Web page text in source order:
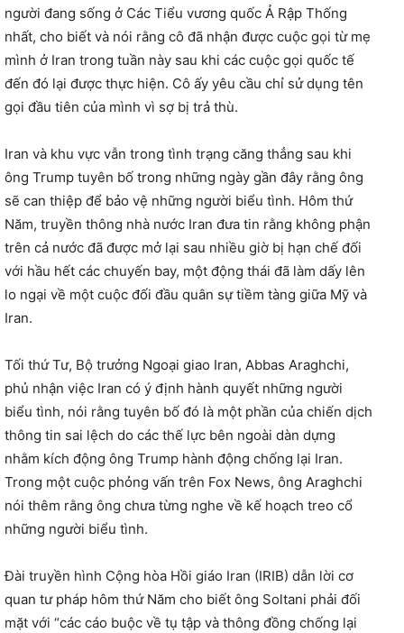
người đang sống ở Các Tiểu vương quốc Ả Rập Thống
nhất, cho biết và nói rằng cô đã nhận được cuộc gọi từ mẹ
mình ở Iran trong tuần này sau khi các cuộc gọi quốc tế
đến đó lại được thực hiện. Cô ấy yêu cầu chỉ sử dụng tên
gọi đầu tiên của mình vì sợ bị trả thù.
Iran và khu vực vẫn trong tình trạng căng thẳng sau khi
ông Trump tuyên bố trong những ngày gần đây rằng ông
sẽ can thiệp để bảo vệ những người biểu tình. Hôm thứ
Năm, truyền thông nhà nước Iran đưa tin rằng không phận
trên cả nước đã được mở lại sau nhiều giờ bị hạn chế đối
với hầu hết các chuyến bay, một động thái đã làm dấy lên
lo ngại về một cuộc đối đầu quân sự tiềm tàng giữa Mỹ và
Iran.
Tối thứ Tư, Bộ trưởng Ngoại giao Iran, Abbas Araghchi,
phủ nhận việc Iran có ý định hành quyết những người
biểu tình, nói rằng tuyên bố đó là một phần của chiến dịch
thông tin sai lệch do các thế lực bên ngoài dàn dựng
nhằm kích động ông Trump hành động chống lại Iran.
Trong một cuộc phỏng vấn trên Fox News, ông Araghchi
nói thêm rằng ông chưa từng nghe về kế hoạch treo cổ
những người biểu tình.
Đài truyền hình Cộng hòa Hồi giáo Iran (IRIB) dẫn lời cơ
quan tư pháp hôm thứ Năm cho biết ông Soltani phải đối
mặt với “các cáo buộc về tụ tập và thông đồng chống lại